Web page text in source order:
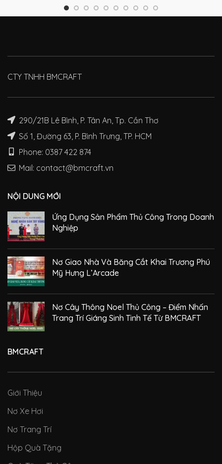
CTY TNHH BMCRAFT
290/21B Lê Bình, P. Tân An, Tp. Cần Thơ
Số 1, Đường 63, P. Bình Trưng, TP. HCM
Phone: 0387 422 874
Mail: contact@bmcraft.vn
NỘI DUNG MỚI
Ứng Dụng Sản Phẩm Thủ Công Trong Doanh
Nghiệp
Nơ Giao Nhà Và Băng Cắt Khai Trương Phú
Mỹ Hưng L’Arcade
Nơ Cây Thông Noel Thủ Công – Điểm Nhấn
Trang Trí Giáng Sinh Tinh Tế Từ BMCRAFT
BMCRAFT
Giới Thiệu
Nơ Xe Hơi
Nơ Trang Trí
Hộp Quà Tặng